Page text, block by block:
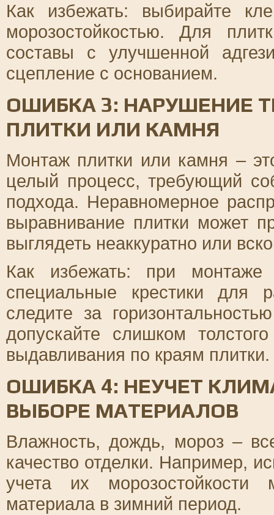
Как избежать: выбирайте
морозостойкостью. Для
составы с улучшенной
сцепление с основанием.
ОШИБКА 3: НАРУШЕНИЕ
ПЛИТКИ ИЛИ КАМНЯ
Монтаж плитки или камня –
целый процесс, требующий
подхода. Неравномерное
выравнивание плитки может
выглядеть неаккуратно или
Как избежать: при монтаже
специальные крестики для
следите за
допускайте слишком
выдавливания по краям плитки.
ОШИБКА 4: НЕУЧЕТ
ВЫБОРЕ МАТЕРИАЛОВ
Влажность, дождь, мороз –
качество отделки. Например,
учета их
материала в зимний период.